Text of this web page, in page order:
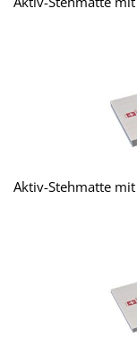
Aktiv-Stehmatte